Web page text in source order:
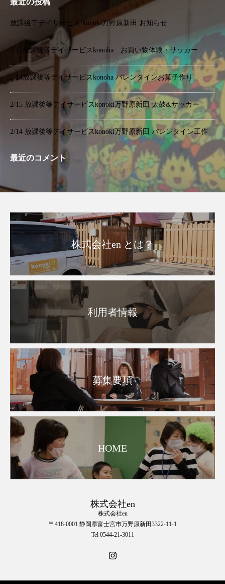
最近の投稿
放課後等デイサービス konoki万野原新田 お知らせ
2/15放課後等デイサービスkonoha お買い物体験・サッカー
2/14放課後等デイサービスkonoha バレンタインお菓子作り
2/15 放課後等デイサービスkonoki万野原新田 太鼓&サッカー
2/14 放課後等デイサービスkonoki万野原新田 バレンタイン工作
最近のコメント
株式会社en とは？
利用者情報
募集要項
HOME
株式会社en
株式会社en
〒418-0001 静岡県富士宮市万野原新田3322-11-1
Tel 0544-21-3011